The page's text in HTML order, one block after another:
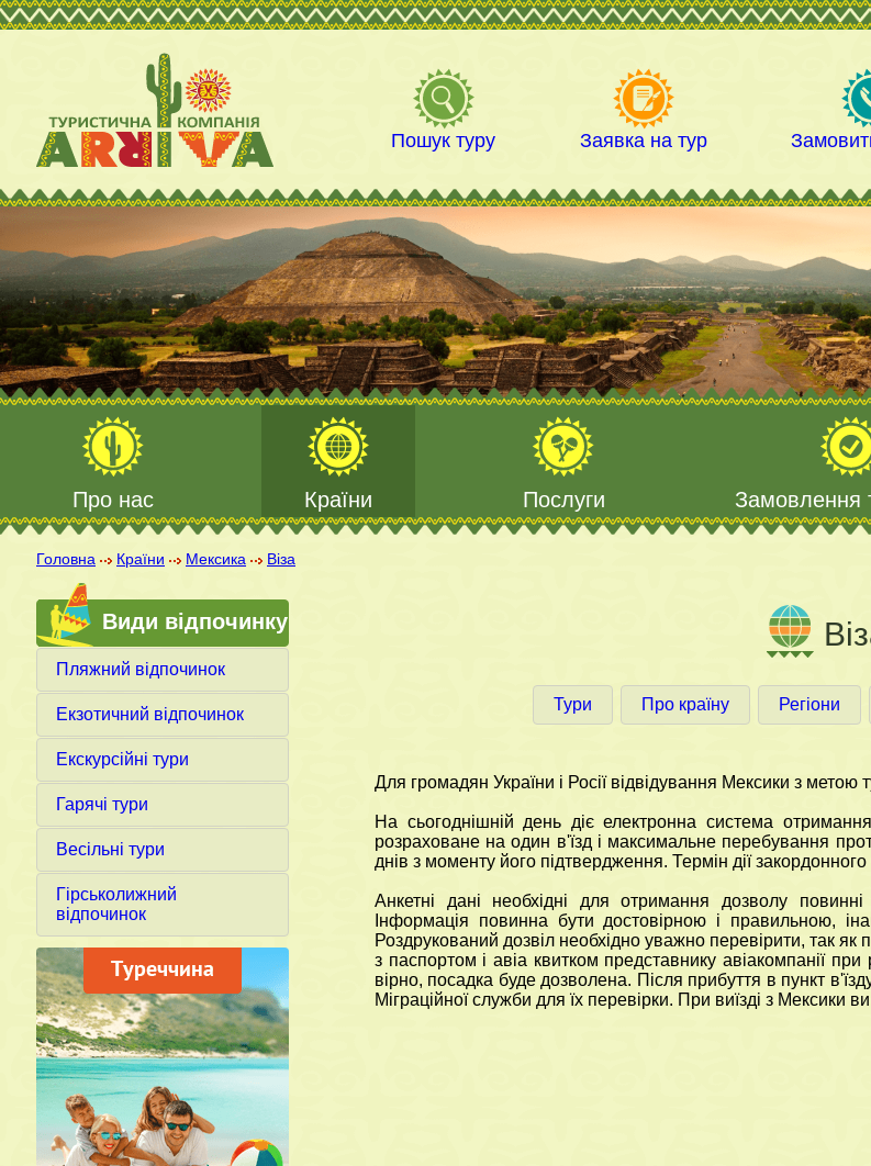
Пошук туру Заявка на тур
Про нас Країни Послуги Замовлення
Головна Країни Мексика Віза
Види відпочинку
Пляжний відпочинок
Екзотичний відпочинок
Екскурсійні тури
Гарячі тури
Весільні тури
Гірськолижний
відпочинок
Тури Про країну Регіони
Для громадян України і Росії відвідування Мексики з метою
На сьогоднішній день діє електронна система
розраховане на один в'їзд і максимальне перебування
днів з моменту його підтвердження. Термін дії
Анкетні дані необхідні для отримання дозволу
Інформація повинна бути достовірною і правильною,
Роздрукований дозвіл необхідно уважно перевірити, так
з паспортом і авіа квитком представнику авіакомпанії
вірно, посадка буде дозволена. Після прибуття в пункт
Міграційної служби для їх перевірки. При виїзді з Мексики